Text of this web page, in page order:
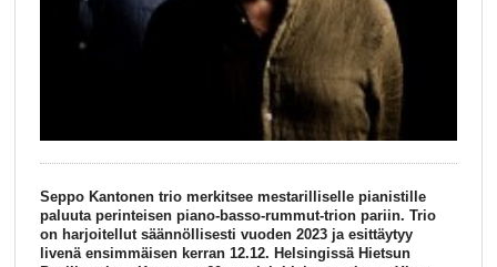
Seppo Kantonen trio merkitsee mestarilliselle pianistille
paluuta perinteisen piano-basso-rummut-trion pariin. Trio
on harjoitellut säännöllisesti vuoden 2023 ja esittäytyy
livenä ensimmäisen kerran 12.12. Helsingissä Hietsun